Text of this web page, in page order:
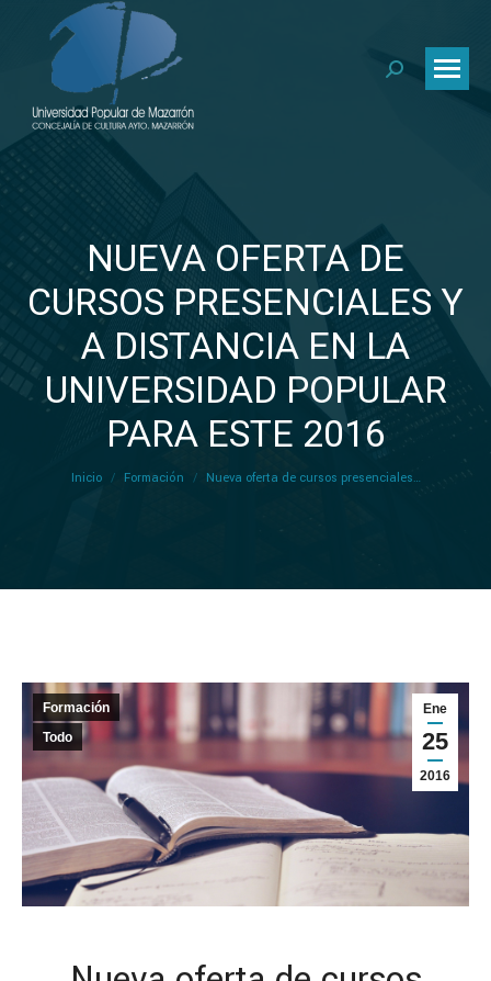
Buscar:
NUEVA OFERTA DE
CURSOS PRESENCIALES Y
A DISTANCIA EN LA
UNIVERSIDAD POPULAR
PARA ESTE 2016
Estás aquí:
Inicio Formación Nueva oferta de cursos presenciales…
Ene
25
2016
Formación
Todo